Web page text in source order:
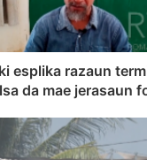
esplika razaun
da mae jerasaun